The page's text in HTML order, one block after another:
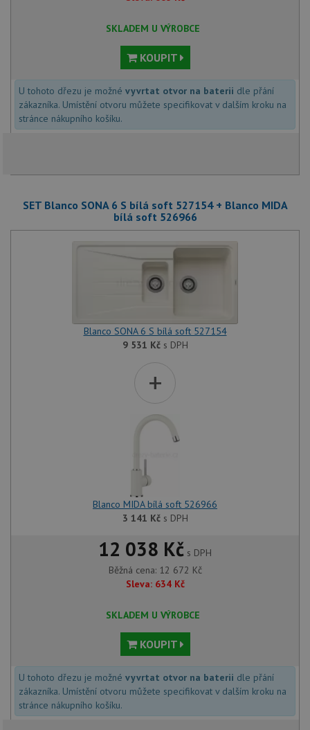
SKLADEM U VÝROBCE
KOUPIT
U tohoto dřezu je možné vyvrtat otvor na baterii dle přání
zákazníka. Umístění otvoru můžete specifikovat v dalším kroku na
stránce nákupního košíku.
SET Blanco SONA 6 S bílá soft 527154 + Blanco MIDA
bílá soft 526966
Blanco SONA 6 S bílá soft 527154
9 531 Kčs DPH
+
Blanco MIDA bílá soft 526966
3 141 Kčs DPH
12 038 Kč s DPH
Běžná cena: 12 672 Kč
Sleva: 634 Kč
SKLADEM U VÝROBCE
KOUPIT
U tohoto dřezu je možné vyvrtat otvor na baterii dle přání
zákazníka. Umístění otvoru můžete specifikovat v dalším kroku na
stránce nákupního košíku.